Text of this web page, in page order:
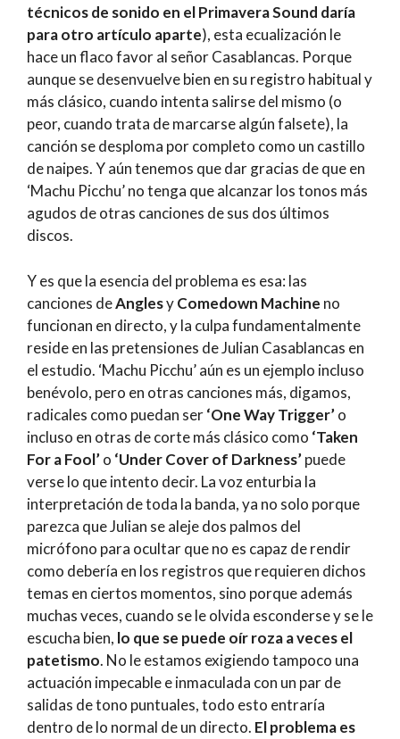
técnicos de sonido en el Primavera Sound daría
para otro artículo aparte), esta ecualización le
hace un flaco favor al señor Casablancas. Porque
aunque se desenvuelve bien en su registro habitual y
más clásico, cuando intenta salirse del mismo (o
peor, cuando trata de marcarse algún falsete), la
canción se desploma por completo como un castillo
de naipes. Y aún tenemos que dar gracias de que en
‘Machu Picchu’ no tenga que alcanzar los tonos más
agudos de otras canciones de sus dos últimos
discos.
Y es que la esencia del problema es esa: las
canciones deAnglesyComedown Machine no
funcionan en directo, y la culpa fundamentalmente
reside en las pretensiones de Julian Casablancas en
el estudio. ‘Machu Picchu’ aún es un ejemplo incluso
benévolo, pero en otras canciones más, digamos,
radicales como puedan ser‘One Way Trigger’o
incluso en otras de corte más clásico como ‘Taken
For a Fool’o ‘Under Cover of Darkness’puede
verse lo que intento decir. La voz enturbia la
interpretación de toda la banda, ya no solo porque
parezca que Julian se aleje dos palmos del
micrófono para ocultar que no es capaz de rendir
como debería en los registros que requieren dichos
temas en ciertos momentos, sino porque además
muchas veces, cuando se le olvida esconderse y se le
escucha bien, lo que se puede oír roza a veces el
patetismo. No le estamos exigiendo tampoco una
actuación impecable e inmaculada con un par de
salidas de tono puntuales, todo esto entraría
dentro de lo normal de un directo. El problema es